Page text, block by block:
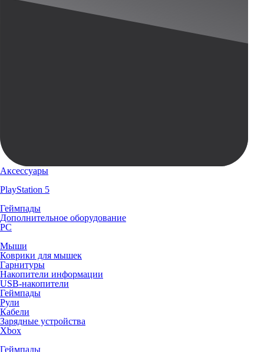
Аксессуары
PlayStation 5
Геймпады
Дополнительное оборудование
PC
Мыши
Коврики для мышек
Гарнитуры
Накопители информации
USB-накопители
Геймпады
Рули
Кабели
Зарядные устройства
Xbox
Геймпады